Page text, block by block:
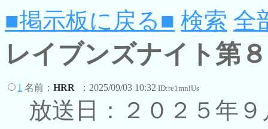
■掲示板に戻る■ 検索 全
レイブンズナイト第
1 名前： HRR ：2025/09/03 10:32 ID:re1mnlUs
放送日：２０２５年